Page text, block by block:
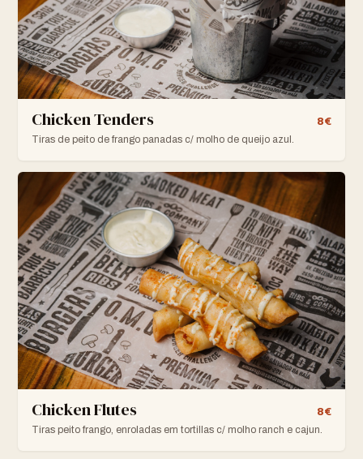
Chicken Tenders
8€
Tiras de peito de frango panadas c/ molho de queijo azul.
Chicken Flutes
8€
Tiras peito frango, enroladas em tortillas c/ molho ranch e cajun.